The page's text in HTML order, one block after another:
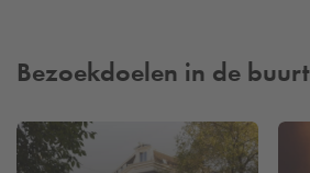
Bezoekdoelen in de buurt